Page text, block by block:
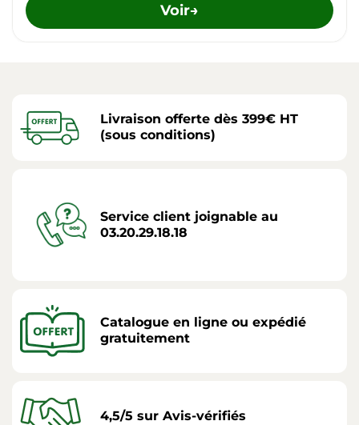
Voir→
Livraison offerte dès 399€ HT
(sous conditions)
Service client joignable au
03.20.29.18.18
Catalogue en ligne ou expédié
gratuitement
4,5/5 sur Avis-vérifiés